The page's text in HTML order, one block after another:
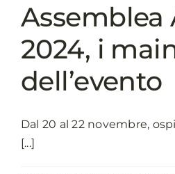
Assemblea
2024, i
dell’evento
Dal 20 al 22 novembre,
[...]